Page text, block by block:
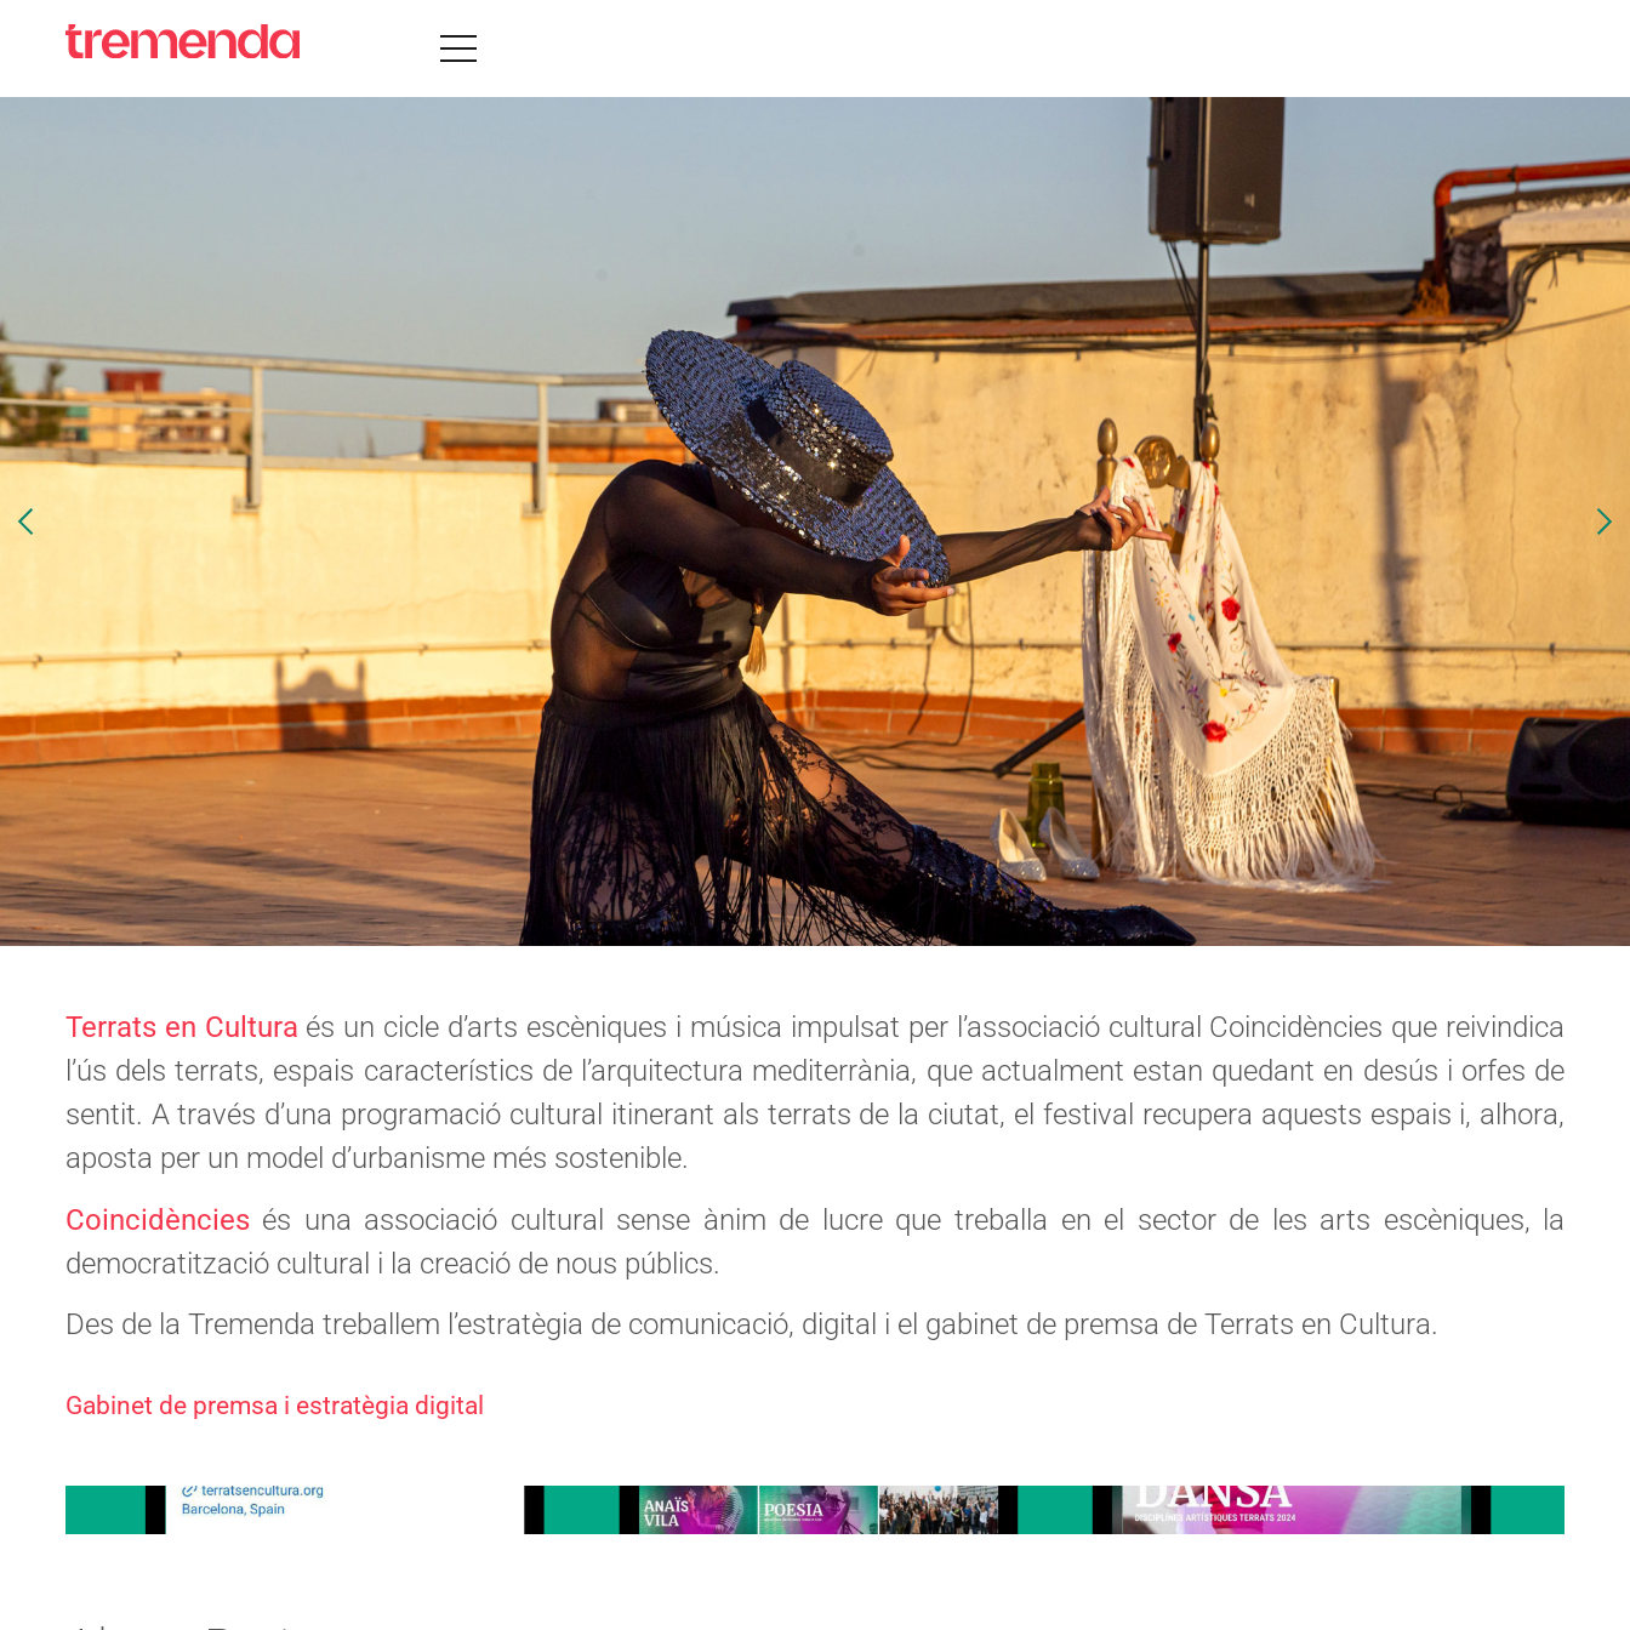
Terrats en Cultura és un cicle d’arts escèniques i música impulsat per l’associació cultural Coincidències que reivindica
l’ús dels terrats, espais característics de l’arquitectura mediterrània, que actualment estan quedant en desús i orfes de
sentit. A través d’una programació cultural itinerant als terrats de la ciutat, el festival recupera aquests espais i, alhora,
aposta per un model d’urbanisme més sostenible.
Coincidènciesés una associació cultural sense ànim de lucre que treballa en el sector de les arts escèniques, la
democratització cultural i la creació de nous públics.
Des de la Tremenda treballem l’estratègia de comunicació, digital i el gabinet de premsa de Terrats en Cultura.
Gabinet de premsa i estratègia digital
Tremenda · Projecte Terrats en Cultura